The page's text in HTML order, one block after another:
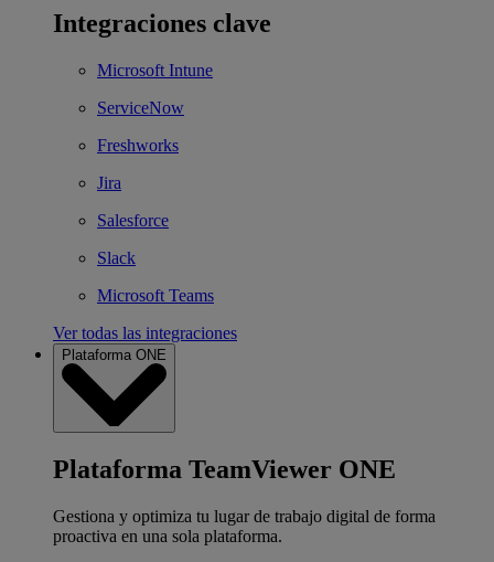
Integraciones clave
Microsoft Intune
ServiceNow
Freshworks
Jira
Salesforce
Slack
Microsoft Teams
Ver todas las integraciones
Plataforma ONE
Plataforma TeamViewer ONE
Gestiona y optimiza tu lugar de trabajo digital de forma
proactiva en una sola plataforma.